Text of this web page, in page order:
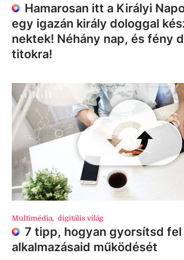
Hamarosan itt a Királyi
egy igazán király dologgal
nektek! Néhány nap, és fény
titokra!
Multimédia, digitális világ
7 tipp, hogyan gyorsítsd fel
alkalmazásaid működését